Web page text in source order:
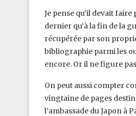
Je pense qu’il devait
dernier qu’à la fin de la
récupérée par son
bibliographie parmi les
encore. Or il ne ‎figure
On peut aussi compter
vingtaine de pages
l’ambassade du Japon à